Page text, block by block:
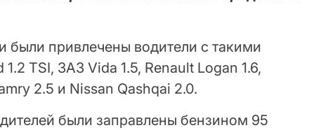
были привлечены водители с такими
TSI, ЗАЗ Vida 1.5, Renault Logan 1.6,
2.5 и Nissan Qashqai 2.0.
были заправлены бензином 95